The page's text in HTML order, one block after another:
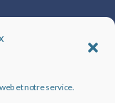
et notre service.
l’évasion